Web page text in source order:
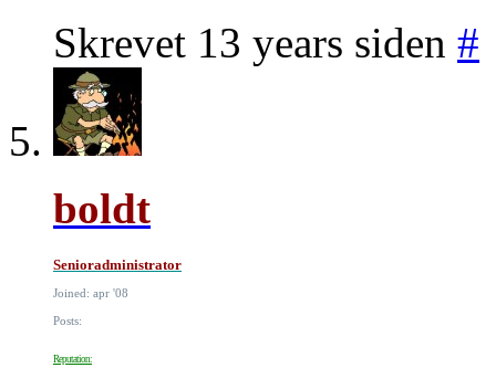
Skrevet 13 years siden #
boldt
Senioradministrator
Joined: apr '08
Posts:
Reputation: